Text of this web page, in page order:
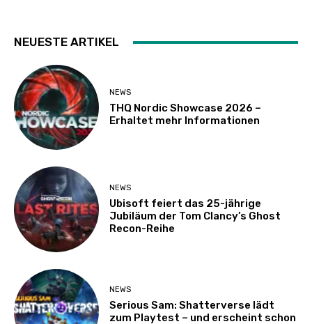
NEUESTE ARTIKEL
NEWS
THQ Nordic Showcase 2026 –
Erhaltet mehr Informationen
NEWS
Ubisoft feiert das 25-jährige
Jubiläum der Tom Clancy’s Ghost
Recon-Reihe
NEWS
Serious Sam: Shatterverse lädt
zum Playtest – und erscheint schon